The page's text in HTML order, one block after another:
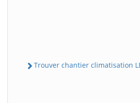
Trouver chantier climatisation